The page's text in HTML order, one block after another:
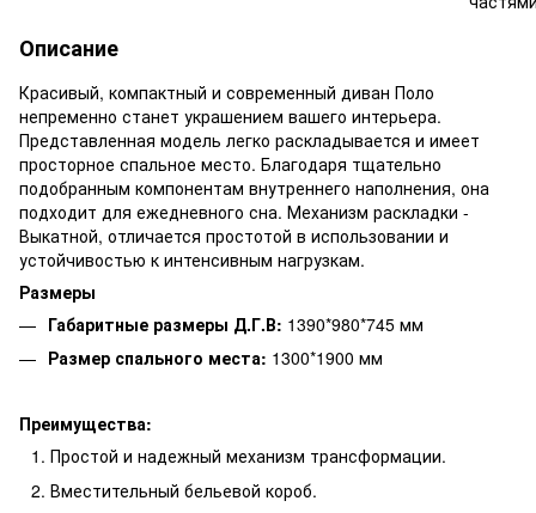
Описание
Красивый, компактный и современный диван Поло
непременно станет украшением вашего интерьера.
Представленная модель легко раскладывается и имеет
просторное спальное место. Благодаря тщательно
подобранным компонентам внутреннего наполнения, она
подходит для ежедневного сна. Механизм раскладки -
Выкатной, отличается простотой в использовании и
устойчивостью к интенсивным нагрузкам.
Размеры
Габаритные размеры Д.Г.В: 1390*980*745 мм
Размер спального места: 1300*1900 мм
Преимущества:
Простой и надежный механизм трансформации.
Вместительный бельевой короб.